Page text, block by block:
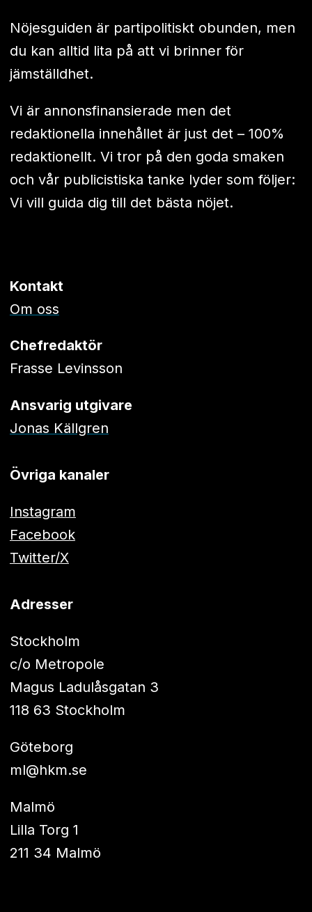
Nöjesguiden är partipolitiskt obunden, men
du kan alltid lita på att vi brinner för
jämställdhet.
Vi är annonsfinansierade men det
redaktionella innehållet är just det – 100%
redaktionellt. Vi tror på den goda smaken
och vår publicistiska tanke lyder som följer:
Vi vill guida dig till det bästa nöjet.
Kontakt
Om oss
Chefredaktör
Frasse Levinsson
Ansvarig utgivare
Jonas Källgren
Övriga kanaler
Instagram
Facebook
Twitter/X
Adresser
Stockholm
c/o Metropole
Magus Ladulåsgatan 3
118 63 Stockholm
Göteborg
ml@hkm.se
Malmö
Lilla Torg 1
211 34 Malmö